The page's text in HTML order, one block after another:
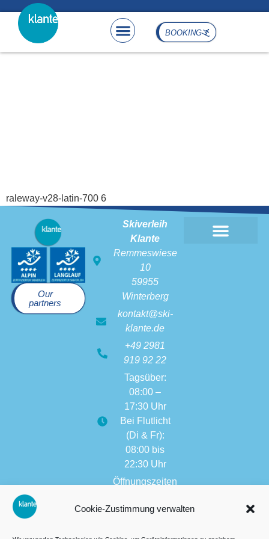
Cookie-Zustimmung verwalten
content
BOOKING
raleway-v28-latin-700 6
Skiverleih
Klante
Remmeswiese
10
59955
Winterberg
kontakt@ski-
klante.de
+49 2981
919 92 22
Tagsüber:
08:00 –
17:30 Uhr
Bei Flutlicht
(Di & Fr):
08:00 bis
22:30 Uhr
Öffnungszeiten
Filialen:
Our
partners